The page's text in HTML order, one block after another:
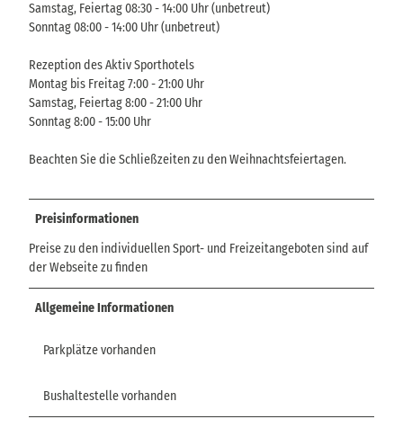
Samstag, Feiertag 08:30 - 14:00 Uhr (unbetreut)
Sonntag 08:00 - 14:00 Uhr (unbetreut)
Rezeption des Aktiv Sporthotels
Montag bis Freitag 7:00 - 21:00 Uhr
Samstag, Feiertag 8:00 - 21:00 Uhr
Sonntag 8:00 - 15:00 Uhr
Beachten Sie die Schließzeiten zu den Weihnachtsfeiertagen.
Preisinformationen
Preise zu den individuellen Sport- und Freizeitangeboten sind auf
der Webseite zu finden
Allgemeine Informationen
Parkplätze vorhanden
Bushaltestelle vorhanden